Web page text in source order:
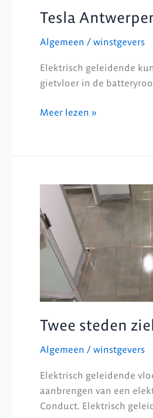
Tesla
Algemeen / winstgevers
Elektrisch geleidende
gietvloer in de
Meer lezen »
Twee steden
Algemeen / winstgevers
Elektrisch geleidende
aanbrengen van een
Conduct. Elektrisch
Twee
steden
ziekenhuis
Tilburg